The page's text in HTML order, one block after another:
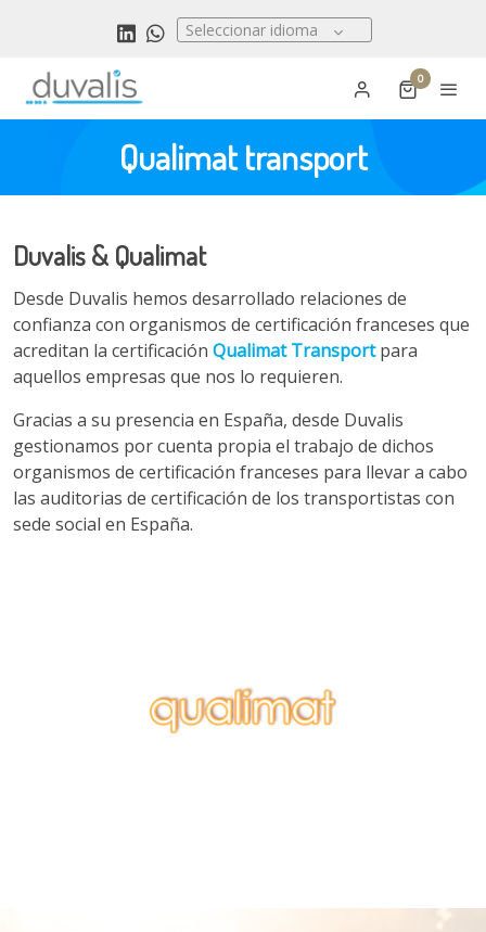
Seleccionar idioma
0
Qualimat transport
Duvalis & Qualimat
Desde Duvalis hemos desarrollado relaciones de
confianza con organismos de certificación franceses que
acreditan la certificación Qualimat Transportpara
aquellos empresas que nos lo requieren.
Gracias a su presencia en España, desde Duvalis
gestionamos por cuenta propia el trabajo de dichos
organismos de certificación franceses para llevar a cabo
las auditorias de certificación de los transportistas con
sede social en España.